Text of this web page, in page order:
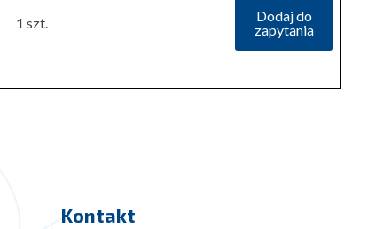
1 szt.
Dodaj do
zapytania
Kontakt